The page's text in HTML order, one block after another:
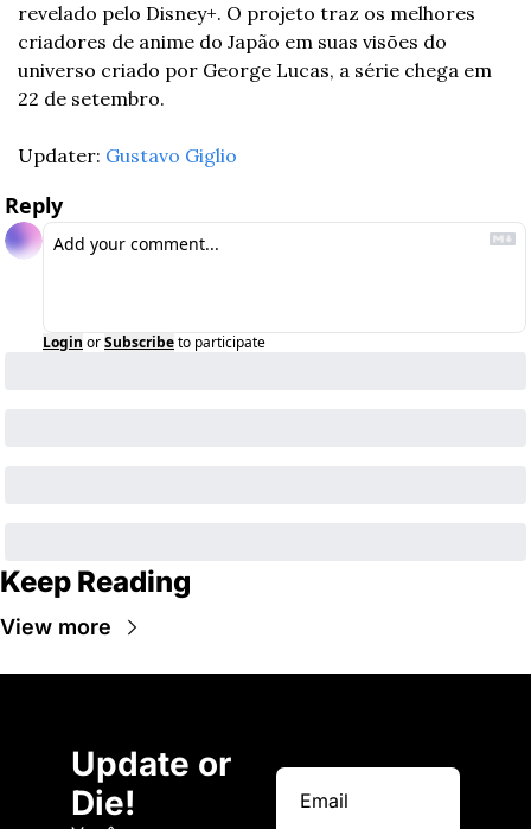
revelado pelo Disney+. O projeto traz os melhores
criadores de anime do Japão em suas visões do
universo criado por George Lucas, a série chega em
22 de setembro.
Updater: Gustavo Giglio
Reply
Login orSubscribeto participate
Keep Reading
View more
Update or
Die!